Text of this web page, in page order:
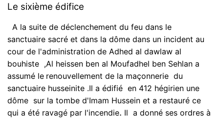
Le sixième édifice
A la suite de déclenchement du feu dans le
sanctuaire sacré et dans la dôme dans un incident au
cour de l'administration de Adhed al dawlaw al
bouhiste ,Al heissen ben al Moufadhel ben Sehlan a
assumé le renouvellement de la maçonnerie du
sanctuaire husseinite .Il a édifié en 412 hégirien une
dôme sur la tombe d'Imam Hussein et a restauré ce
qui a été ravagé par l'incendie. Il a donné ses ordres à